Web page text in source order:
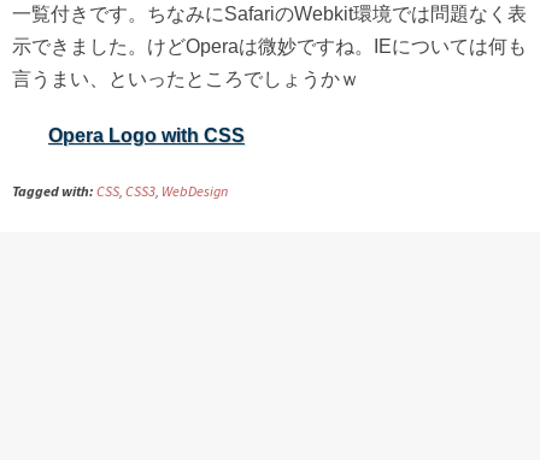
一覧付きです。ちなみにSafariのWebkit環境では問題なく表
示できました。けどOperaは微妙ですね。IEについては何も
言うまい、といったところでしょうかｗ
Opera Logo with CSS
Tagged with: CSS, CSS3, WebDesign